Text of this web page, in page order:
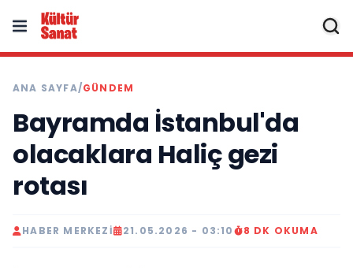
ANA SAYFA/GÜNDEM
Bayramda İstanbul'da
olacaklara Haliç gezi
rotası
HABER MERKEZI 21.05.2026 - 03:10 8 DK OKUMA